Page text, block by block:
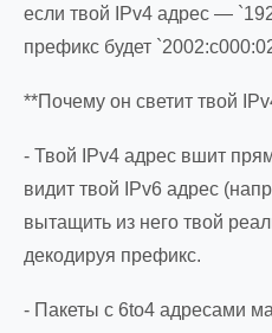
если твой IPv4 адрес —
префикс будет
**Почему он светит твой
- Твой IPv4 адрес вшит
видит твой IPv6 адрес
вытащить из него твой
декодируя префикс.
- Пакеты с 6to4 адресами